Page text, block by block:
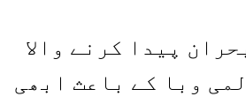
پیدا کرنے والا
وبا کے باعث ابھی